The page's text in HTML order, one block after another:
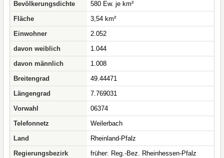
Bevölkerungsdichte
580 Ew. je km²
Fläche
3,54 km²
Einwohner
2.052
davon weiblich
1.044
davon männlich
1.008
Breitengrad
49.44471
Längengrad
7.769031
Vorwahl
06374
Telefonnetz
Weilerbach
Land
Rheinland-Pfalz
Regierungsbezirk
früher: Reg.-Bez. Rheinhessen-Pfalz